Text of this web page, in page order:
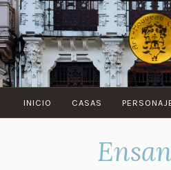
Saltar
al
contenido
INICIO CASAS